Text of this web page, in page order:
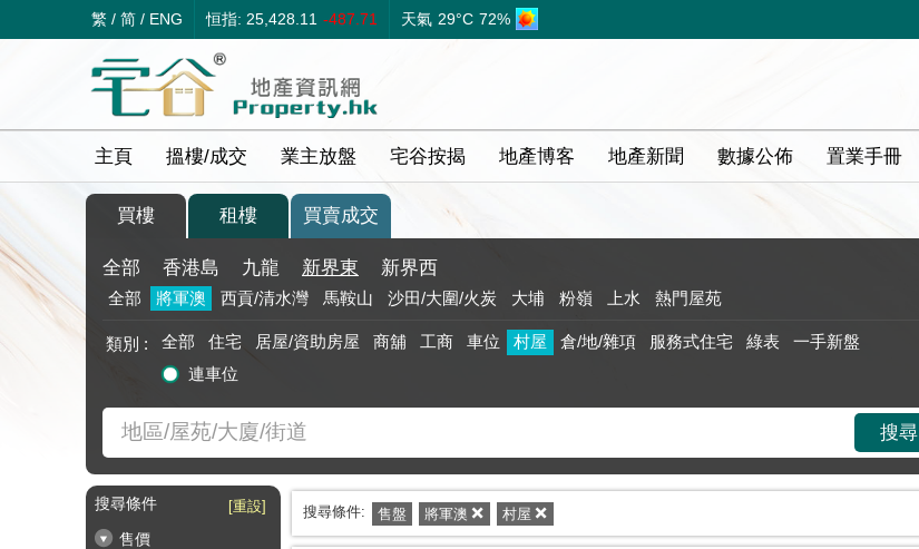
繁 / 简 / ENG 恒指: 25,428.11 -487.71 天氣 29°C 72%
主頁 搵樓/成交 業主放盤 宅谷按揭 地產博客 地產新聞 數據公佈 置業手冊
買樓 租樓 買賣成交
全部 香港島 九龍 新界東 新界西
全部 將軍澳 西貢/清水灣 馬鞍山 沙田/大圍/火炭 大埔 粉嶺 上水 熱門屋苑
類別 : 全部 住宅 居屋/資助房屋 商舖 工商 車位 村屋 倉/地/雜項 服務式住宅 綠表
一手新盤
連車位
搜尋
搜尋條件 [重設]
售價
搜尋條件: 售盤 將軍澳 村屋